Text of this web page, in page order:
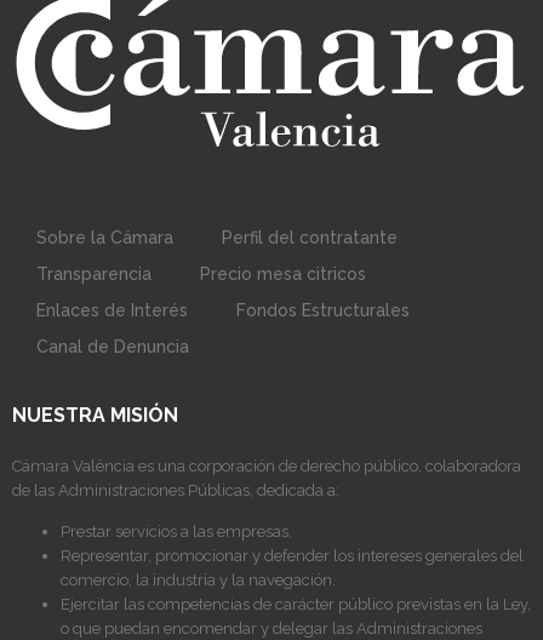
Sobre la Cámara
Perfil del contratante
Transparencia
Precio mesa citricos
Enlaces de Interés
Fondos Estructurales
Canal de Denuncia
NUESTRA MISIÓN
Cámara València es una corporación de derecho público, colaboradora
de las Administraciones Públicas, dedicada a:
Prestar servicios a las empresas.
Representar, promocionar y defender los intereses generales del
comercio, la industria y la navegación.
Ejercitar las competencias de carácter público previstas en la Ley,
o que puedan encomendar y delegar las Administraciones